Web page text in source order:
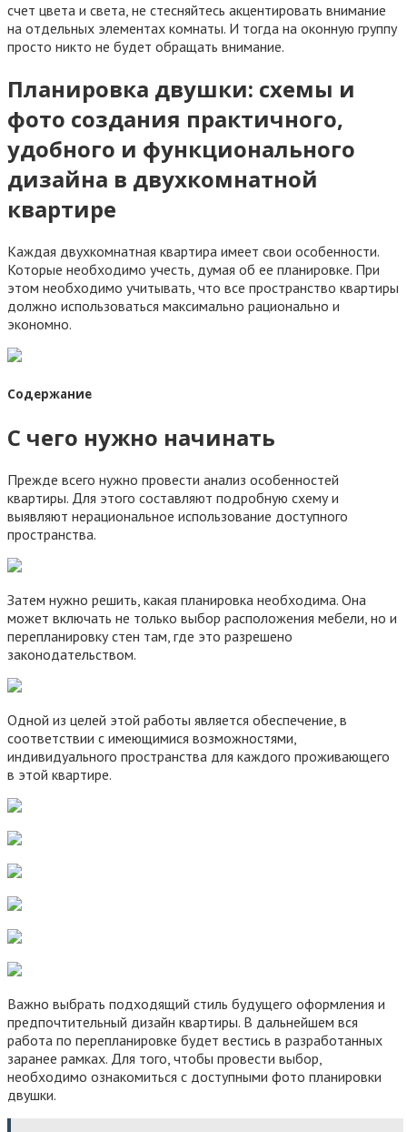
счет цвета и света, не стесняйтесь акцентировать внимание
на отдельных элементах комнаты. И тогда на оконную группу
просто никто не будет обращать внимание.
Планировка двушки: схемы и
фото создания практичного,
удобного и функционального
дизайна в двухкомнатной
квартире
Каждая двухкомнатная квартира имеет свои особенности.
Которые необходимо учесть, думая об ее планировке. При
этом необходимо учитывать, что все пространство квартиры
должно использоваться максимально рационально и
экономно.
Содержание
С чего нужно начинать
Прежде всего нужно провести анализ особенностей
квартиры. Для этого составляют подробную схему и
выявляют нерациональное использование доступного
пространства.
Затем нужно решить, какая планировка необходима. Она
может включать не только выбор расположения мебели, но и
перепланировку стен там, где это разрешено
законодательством.
Одной из целей этой работы является обеспечение, в
соответствии с имеющимися возможностями,
индивидуального пространства для каждого проживающего
в этой квартире.
Важно выбрать подходящий стиль будущего оформления и
предпочтительный дизайн квартиры. В дальнейшем вся
работа по перепланировке будет вестись в разработанных
заранее рамках. Для того, чтобы провести выбор,
необходимо ознакомиться с доступными фото планировки
двушки.